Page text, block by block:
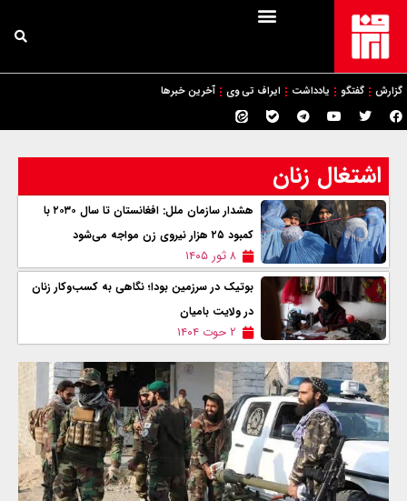
گزارش گفتگو یادداشت ایراف تی وی آخرین خبرها
اشتغال زنان
هشدار سازمان ملل: افغانستان تا سال ۲۰۳۰ با
کمبود ۲۵ هزار نیروی زن مواجه می‌شود
۸ ثور ۱۴۰۵
بوتیک در سرزمین بودا؛ نگاهی به کسب‌وکار زنان
در ولایت بامیان
۲ حوت ۱۴۰۴